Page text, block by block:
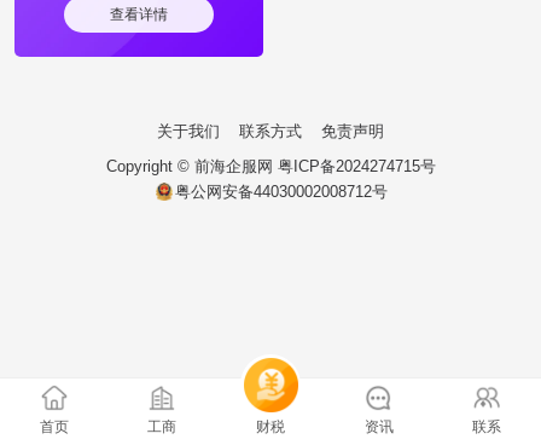
查看详情
关于我们 联系方式
免责声明
Copyright © 前海企服网 粤ICP备2024274715号
粤公网安备44030002008712号
首页 工商 财税 资讯 联系